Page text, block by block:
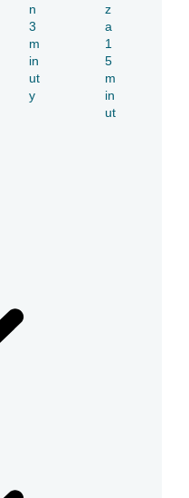
n
3
m
in
ut
y
z
a
1
5
m
in
ut